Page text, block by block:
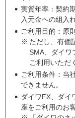
実質年率：契約
入元金への組入
ご利用目的：原
※ ただし、有価
SMA、ダイワ
ご利用いただ
ご利用条件：当
できません。
ダイワFX、ダイ
座をご利用のお